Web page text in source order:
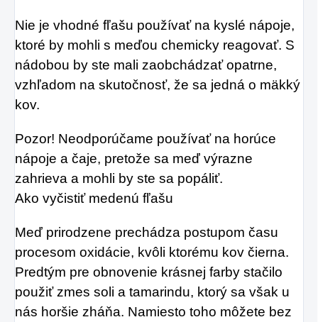
Nie je vhodné fľašu používať na kyslé nápoje,
ktoré by mohli s meďou chemicky reagovať. S
nádobou by ste mali zaobchádzať opatrne,
vzhľadom na skutočnosť, že sa jedná o mäkký
kov.
Pozor! Neodporúčame používať na horúce
nápoje a čaje, pretože sa meď výrazne
zahrieva a mohli by ste sa popáliť.
Ako vyčistiť medenú fľašu
Meď prirodzene prechádza postupom času
procesom oxidácie, kvôli ktorému kov čierna.
Predtým pre obnovenie krásnej farby stačilo
použiť zmes soli a tamarindu, ktorý sa však u
nás horšie zháňa. Namiesto toho môžete bez